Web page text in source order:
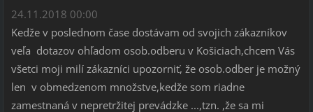
24.11.2018 00:00
Kedže v poslednom čase dostávam od svojich zákazníkov
veľa dotazov ohľadom osob.odberu v Košiciach,chcem Vás
všetci moji milí zákazníci upozorniť, že osob.odber je možný
len v obmedzenom množstve,kedže som riadne
zamestnaná v nepretržitej prevádzke ...,tzn. ,že sa mi